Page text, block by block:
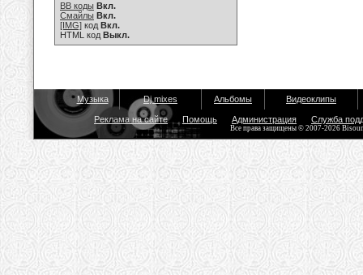
BB коды Вкл.
Смайлы Вкл.
[IMG] код Вкл.
HTML код Выкл.
Музыка Dj mixes Альбомы Видеоклипы
Реклама на сайте Помощь Администрация Служба
Все права защищены © 2007-2026